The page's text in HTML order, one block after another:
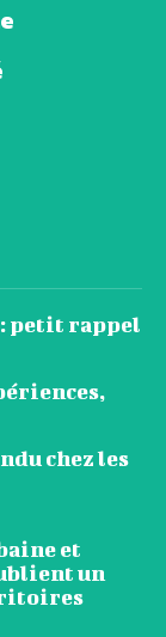
petit rappel
chez les
et
un